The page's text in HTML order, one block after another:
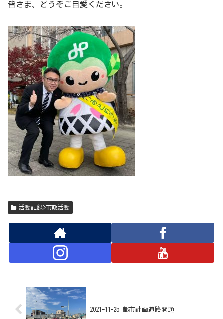
皆さま、どうぞご自愛ください。
活動記録>市政活動
2021-11-25 都市計画道路開通